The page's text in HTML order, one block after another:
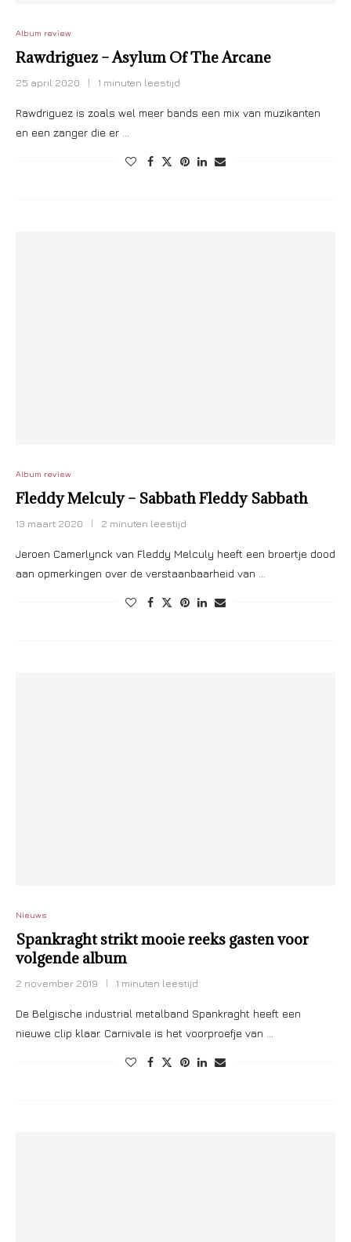
Album review
Rawdriguez – Asylum Of The Arcane
25 april 2020 1 minuten leestijd
Rawdriguez is zoals wel meer bands een mix van muzikanten
en een zanger die er …
Album review
Fleddy Melculy – Sabbath Fleddy Sabbath
13 maart 2020 2 minuten leestijd
Jeroen Camerlynck van Fleddy Melculy heeft een broertje dood
aan opmerkingen over de verstaanbaarheid van …
Nieuws
Spankraght strikt mooie reeks gasten voor
volgende album
2 november 2019 1 minuten leestijd
De Belgische industrial metalband Spankraght heeft een
nieuwe clip klaar. Carnivale is het voorproefje van …